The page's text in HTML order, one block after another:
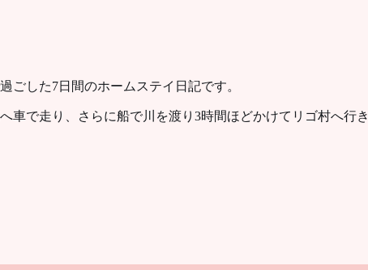
ごした7日間のホームステイ日記です。
車で走り、さらに船で川を渡り3時間ほどかけてリゴ村へ行